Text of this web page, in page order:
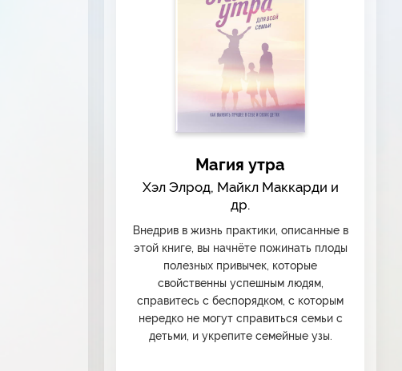
Магия утра
Хэл Элрод, Майкл Маккарди и
др.
Внедрив в жизнь практики, описанные в
этой книге, вы начнёте пожинать плоды
полезных привычек, которые
свойственны успешным людям,
справитесь с беспорядком, с которым
нередко не могут справиться семьи с
детьми, и укрепите семейные узы.